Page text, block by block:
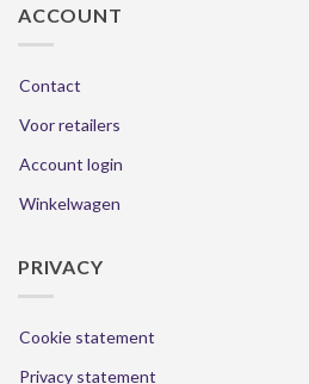
ACCOUNT
Contact
Voor retailers
Account login
Winkelwagen
PRIVACY
Cookie statement
Privacy statement